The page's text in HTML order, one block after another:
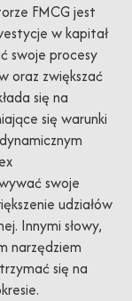
FMCG jest
w kapitał
swoje procesy
oraz zwiększać
się na
się warunki
swoje
udziałów
Innymi słowy,
narzędziem
się na